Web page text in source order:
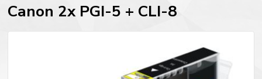
Canon 2x PGI-5 + CLI-8